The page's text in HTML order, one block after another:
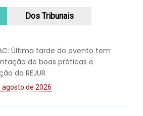
Dos Tribunais
Última tarde do evento tem
de boas práticas e
da REJUR
agosto de 2026